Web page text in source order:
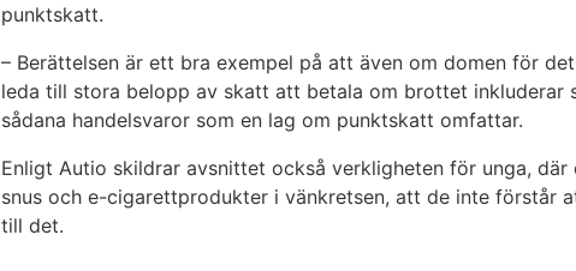
punktskatt.
– Berättelsen är ett bra exempel på att även om domen för
leda till stora belopp av skatt att betala om brottet inkluderar
sådana handelsvaror som en lag om punktskatt omfattar.
Enligt Autio skildrar avsnittet också verkligheten för unga,
snus och e-cigarettprodukter i vänkretsen, att de inte förstår
till det.